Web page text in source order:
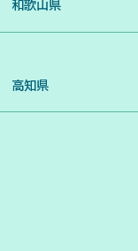
和歌山県
高知県